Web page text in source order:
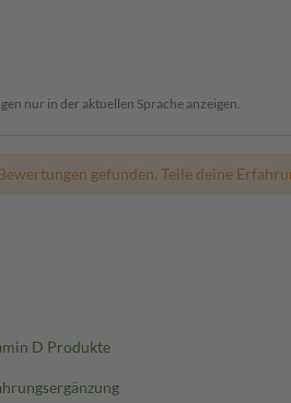
nur in der aktuellen Sprache anzeigen.
gefunden. Teile deine
D Produkte